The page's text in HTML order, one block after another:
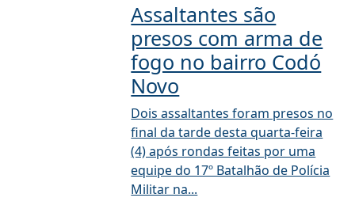
Assaltantes são
presos com arma de
fogo no bairro Codó
Novo
Dois assaltantes foram presos no
final da tarde desta quarta-feira
(4) após rondas feitas por uma
equipe do 17º Batalhão de Polícia
Militar na...